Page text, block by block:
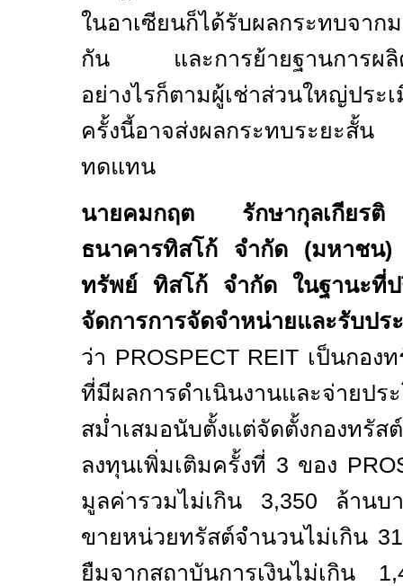
ในอาเซียนก็ได้รับผลกระทบจาก
กัน และการย้ายฐานการผลิต
อย่างไรก็ตามผู้เช่าส่วนใหญ่ประ
ครั้งนี้อาจส่งผลกระทบระยะสั้
ทดแทน
นายคมกฤต รักษากุลเกียร
ธนาคารทิสโก้ จำกัด (มหาชน)
ทรัพย์ ทิสโก้ จำกัด ในฐานะที่ป
จัดการการจัดจำหน่ายและรับป
ว่า PROSPECT REIT เป็นกอง
ที่มีผลการดำเนินงานและจ่ายปร
สม่ำเสมอนับตั้งแต่จัดตั้งกองทรั
ลงทุนเพิ่มเติมครั้งที่ 3 ของ
มูลค่ารวมไม่เกิน 3,350 ล้านบ
ขายหน่วยทรัสต์จำนวนไม่เกิน
ยืมจากสถาบันการเงินไม่เกิน